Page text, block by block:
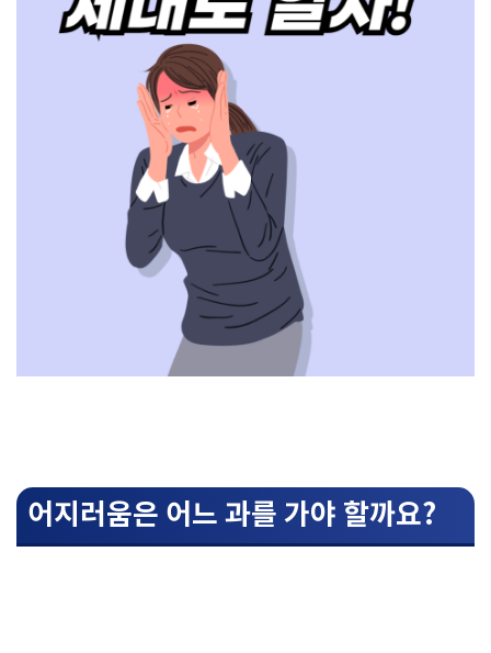
어지러움은 어느 과를 가야 할까요?